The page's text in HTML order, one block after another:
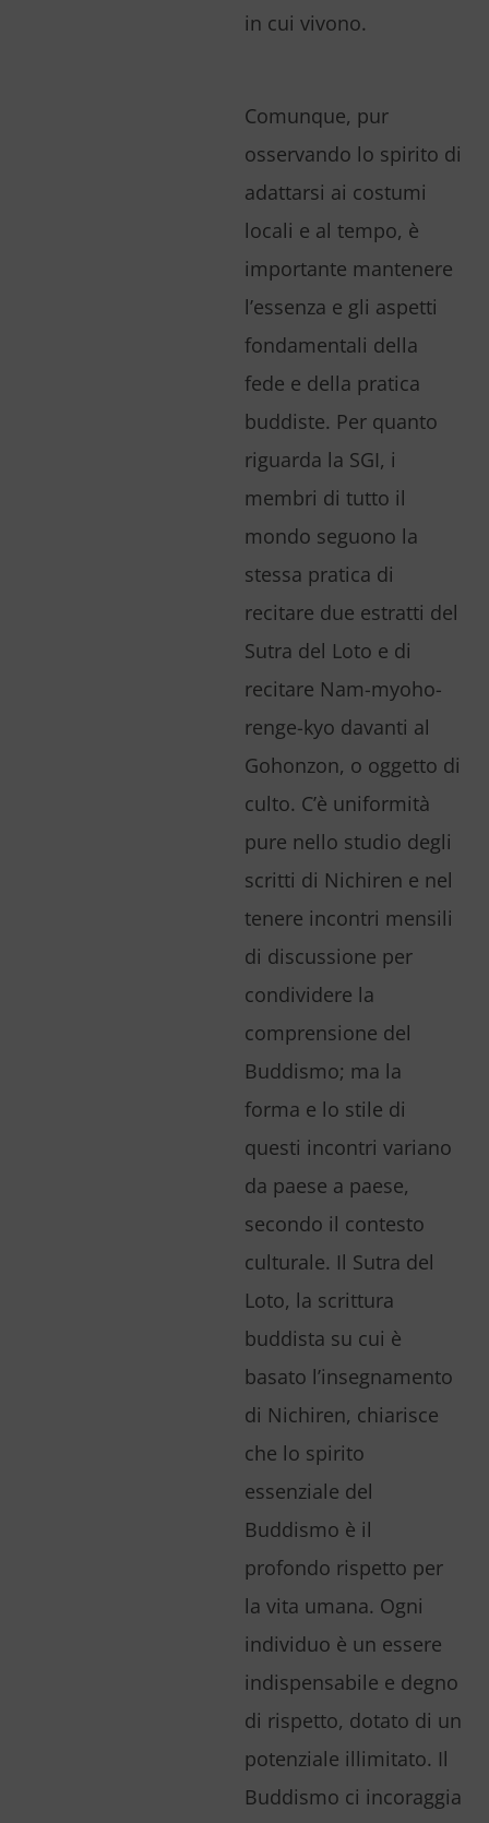
in cui vivono.
Comunque, pur
osservando lo spirito di
adattarsi ai costumi
locali e al tempo, è
importante mantenere
l’essenza e gli aspetti
fondamentali della
fede e della pratica
buddiste. Per quanto
riguarda la SGI, i
membri di tutto il
mondo seguono la
stessa pratica di
recitare due estratti del
Sutra del Loto e di
recitare Nam-myoho-
renge-kyo davanti al
Gohonzon, o oggetto di
culto. C’è uniformità
pure nello studio degli
scritti di Nichiren e nel
tenere incontri mensili
di discussione per
condividere la
comprensione del
Buddismo; ma la
forma e lo stile di
questi incontri variano
da paese a paese,
secondo il contesto
culturale. Il Sutra del
Loto, la scrittura
buddista su cui è
basato l’insegnamento
di Nichiren, chiarisce
che lo spirito
essenziale del
Buddismo è il
profondo rispetto per
la vita umana. Ogni
individuo è un essere
indispensabile e degno
di rispetto, dotato di un
potenziale illimitato. Il
Buddismo ci incoraggia